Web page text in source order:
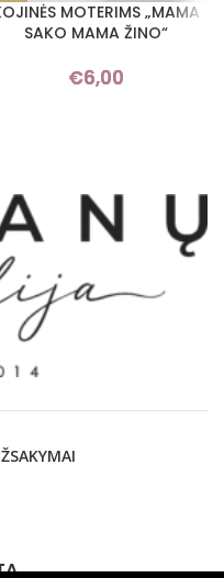
MOTERIMS „MAMA
SAKO MAMA ŽINO“
€6,00